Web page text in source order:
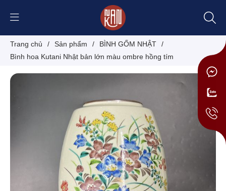
Trang chủ / Sản phẩm / BÌNH GỐM NHẬT
/
Bình hoa Kutani Nhật bản lớn màu ombre hồng tím